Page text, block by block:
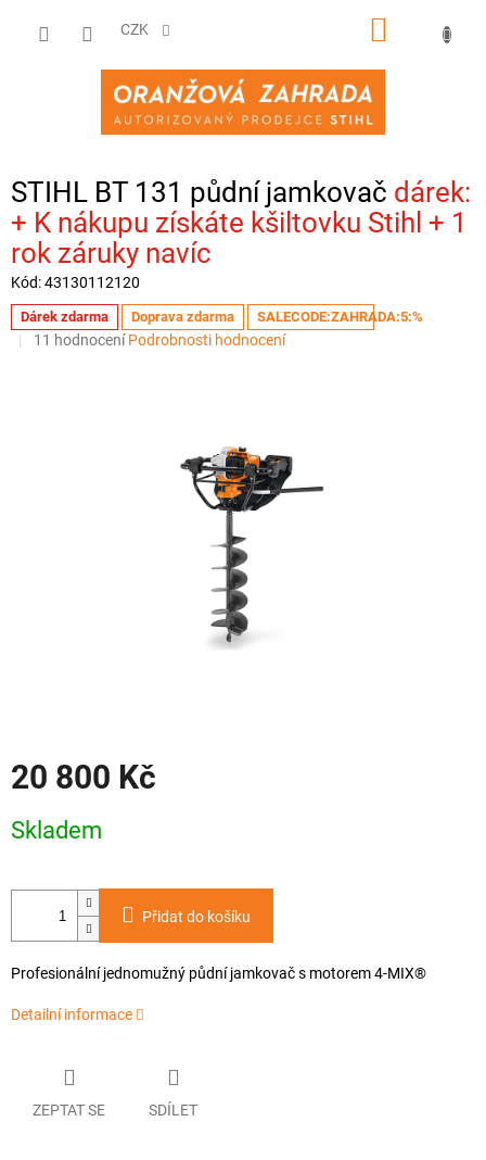
CZK
NÁKUPNÍ
STIHL BT 131 půdní jamkovač
+ K nákupu získáte kšiltovku Stihl + 1
rok záruky navíc
Kód:43130112120
Dárek zdarma Doprava zdarma SALECODE:ZAHRADA:5:%
Průměrné
11 hodnocení Podrobnosti hodnocení
20 800 Kč
cena:
Skladem
Přidat do košíku
Profesionální jednomužný půdní jamkovač s motorem 4-MIX®
Detailní informace
ZEPTAT SE SDÍLET